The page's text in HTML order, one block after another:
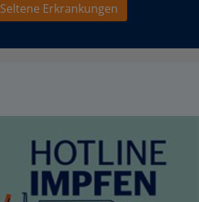
Seltene Erkrankungen